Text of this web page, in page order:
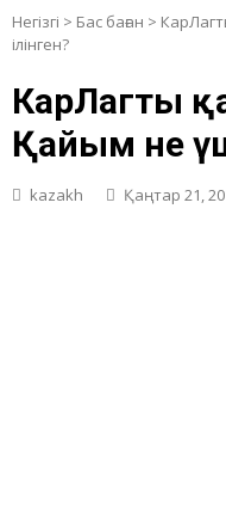
Негізгі > Бас баған >
ілінген?
КарЛагтың
Қайым не
kazakh Қаңтар 21,